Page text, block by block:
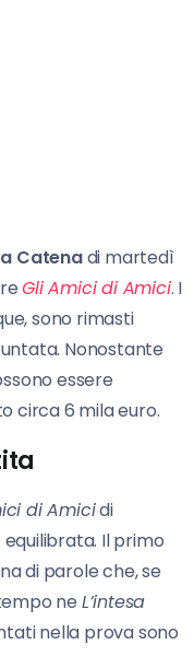
Catenadi martedì
Gli Amici di Amici. I
sono rimasti
Nonostante
essere
circa 6 mila euro.
di Amicidi
Il primo
di parole che, se
ne L’intesa
nella prova sono